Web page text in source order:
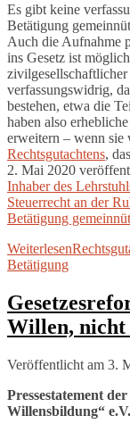
Es gibt keine
Betätigung
Auch die Aufnahme
ins Gesetz ist
verfassungswidrig,
bestehen, etwa die
haben also
erweitern – wenn sie
Rechtsgutachtens,
2. Mai 2020
Inhaber des
Steuerrecht an der
Betätigung
Weiterlesen
Betätigung
Willen, nicht
Veröffentlicht am 3.
Pressestatement
Willensbildung“ e.V.